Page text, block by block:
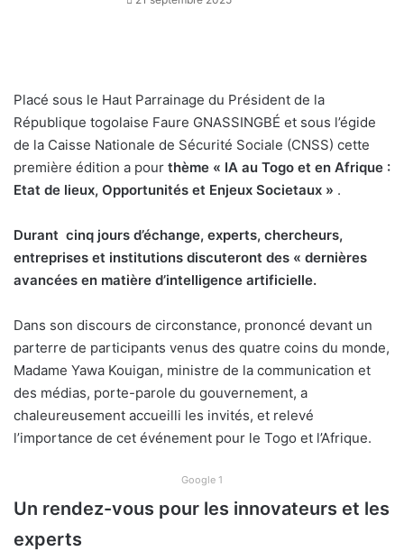
Placé sous le Haut Parrainage du Président de la
République togolaise Faure GNASSINGBÉ et sous l’égide
de la Caisse Nationale de Sécurité Sociale (CNSS) cette
première édition a pour thème « IA au Togo et en Afrique :
Etat de lieux, Opportunités et Enjeux Societaux » .
Durant cinq jours d’échange, experts, chercheurs,
entreprises et institutions discuteront des « dernières
avancées en matière d’intelligence artificielle.
Dans son discours de circonstance, prononcé devant un
parterre de participants venus des quatre coins du monde,
Madame Yawa Kouigan, ministre de la communication et
des médias, porte-parole du gouvernement, a
chaleureusement accueilli les invités, et relevé
l’importance de cet événement pour le Togo et l’Afrique.
Google 1
Un rendez-vous pour les innovateurs et les
experts